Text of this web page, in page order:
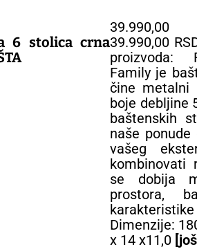
6 stolica crna39.990,00
proizvoda:
Family je
čine metalni
boje debljine
baštenskih
naše
vašeg
kombinovati
se dobija
prostora,
Dimenzije:
x 14 x11,0